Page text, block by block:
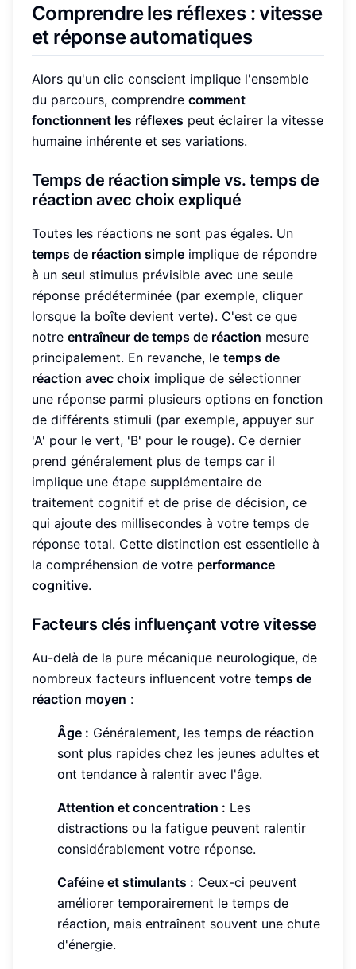
Comprendre les réflexes : vitesse
et réponse automatiques
Alors qu'un clic conscient implique l'ensemble
du parcours, comprendre comment
fonctionnent les réflexes peut éclairer la vitesse
humaine inhérente et ses variations.
Temps de réaction simple vs. temps de
réaction avec choix expliqué
Toutes les réactions ne sont pas égales. Un
temps de réaction simple implique de répondre
à un seul stimulus prévisible avec une seule
réponse prédéterminée (par exemple, cliquer
lorsque la boîte devient verte). C'est ce que
notre entraîneur de temps de réaction mesure
principalement. En revanche, le temps de
réaction avec choix implique de sélectionner
une réponse parmi plusieurs options en fonction
de différents stimuli (par exemple, appuyer sur
'A' pour le vert, 'B' pour le rouge). Ce dernier
prend généralement plus de temps car il
implique une étape supplémentaire de
traitement cognitif et de prise de décision, ce
qui ajoute des millisecondes à votre temps de
réponse total. Cette distinction est essentielle à
la compréhension de votre performance
cognitive.
Facteurs clés influençant votre vitesse
Au-delà de la pure mécanique neurologique, de
nombreux facteurs influencent votre temps de
réaction moyen :
Âge : Généralement, les temps de réaction
sont plus rapides chez les jeunes adultes et
ont tendance à ralentir avec l'âge.
Attention et concentration : Les
distractions ou la fatigue peuvent ralentir
considérablement votre réponse.
Caféine et stimulants : Ceux-ci peuvent
améliorer temporairement le temps de
réaction, mais entraînent souvent une chute
d'énergie.